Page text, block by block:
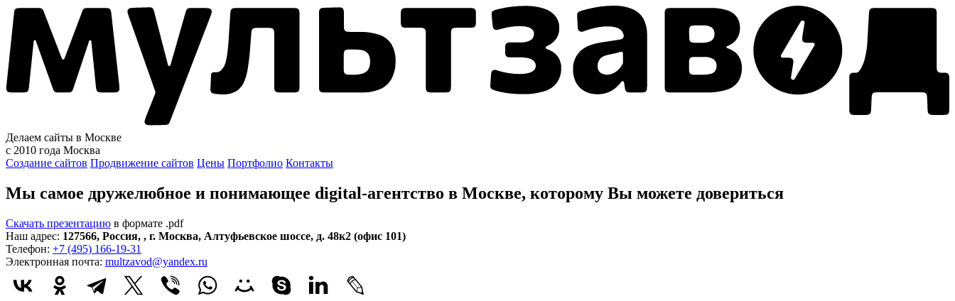
Делаем сайты в Москве
с 2010 года Москва
Создание сайтов Продвижение сайтов Цены Портфолио Контакты
Мы самое дружелюбное и понимающее digital-агентство в Москве, которому Вы можете довериться
Скачать презентацию в формате .pdf
Наш адрес: 127566, Россия, , г. Москва, Алтуфьевское шоссе, д. 48к2 (офис 101)
Телефон: +7 (495) 166-19-31
Электронная почта: multzavod@yandex.ru